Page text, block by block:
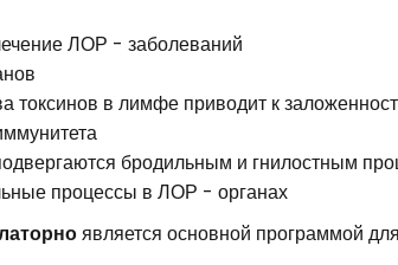
ЛОР - заболеваний
токсинов в лимфе приводит к
бродильным и гнилостным
процессы в ЛОР - органах
является основной программой